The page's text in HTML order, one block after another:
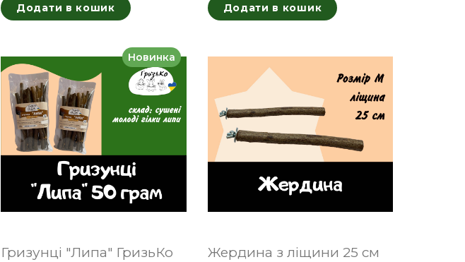
Додати в кошик Додати в кошик
Новинка
Гризунці "Липа" ГризьКо
Жердина з ліщини 25 см